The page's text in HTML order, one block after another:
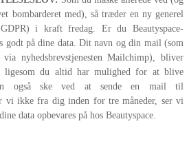
bombarderet med), så træder en ny generel
(GDPR) i kraft fredag. Er du Beautyspace-
godt på dine data. Dit navn og din mail (som
nyhedsbrevstjenesten Mailchimp), bliver
ligesom du altid har mulighed for at blive
også ske ved at sende en mail til
vi ikke fra dig inden for tre måneder, ser vi
data opbevares på hos Beautyspace.